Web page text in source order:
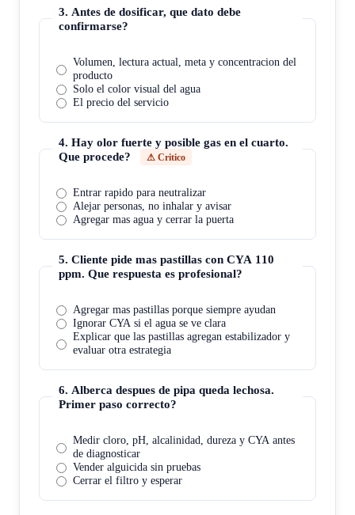
3. Antes de dosificar, que dato debe
confirmarse?
Volumen, lectura actual, meta y concentracion del
producto
Solo el color visual del agua
El precio del servicio
4. Hay olor fuerte y posible gas en el cuarto.
Que procede?
⚠ Critico
Entrar rapido para neutralizar
Alejar personas, no inhalar y avisar
Agregar mas agua y cerrar la puerta
5. Cliente pide mas pastillas con CYA 110
ppm. Que respuesta es profesional?
Agregar mas pastillas porque siempre ayudan
Ignorar CYA si el agua se ve clara
Explicar que las pastillas agregan estabilizador y
evaluar otra estrategia
6. Alberca despues de pipa queda lechosa.
Primer paso correcto?
Medir cloro, pH, alcalinidad, dureza y CYA antes
de diagnosticar
Vender alguicida sin pruebas
Cerrar el filtro y esperar